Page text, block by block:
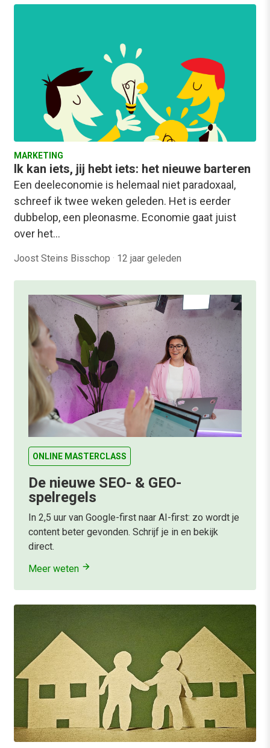
MARKETING
Ik kan iets, jij hebt iets: het nieuwe barteren
Een deeleconomie is helemaal niet paradoxaal,
schreef ik twee weken geleden. Het is eerder
dubbelop, een pleonasme. Economie gaat juist
over het…
Joost Steins Bisschop · 12 jaar geleden
ONLINE MASTERCLASS
De nieuwe SEO- & GEO-
spelregels
In 2,5 uur van Google-first naar AI-first: zo wordt je
content beter gevonden. Schrijf je in en bekijk
direct.
Meer weten